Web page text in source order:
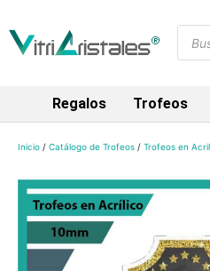
Regalos Trofeos
Inicio / Catálogo de Trofeos / Trofeos en